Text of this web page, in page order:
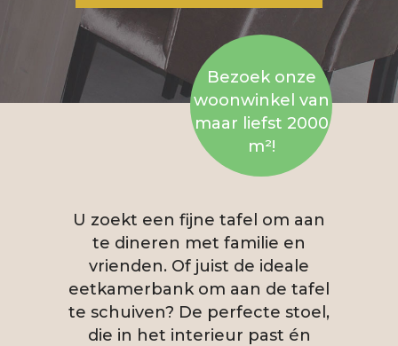
Bezoek onze
woonwinkel van
maar liefst 2000
m²!
U zoekt een fijne tafel om aan
te dineren met familie en
vrienden. Of juist de ideale
eetkamerbank om aan de tafel
te schuiven? De perfecte stoel,
die in het interieur past én